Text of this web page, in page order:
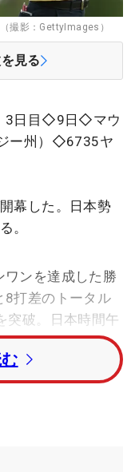
撮影：GettyImages）
見る
3日目◇9日◇マウ
ー州）◇6735ヤ
幕した。日本勢
。
ンを達成した勝
8打差のトータル
突破。日本時間午
10番パー4から